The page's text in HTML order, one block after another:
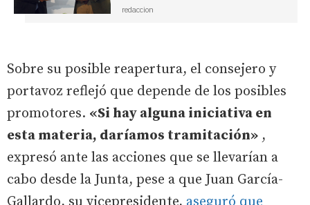
redaccion
Sobre su posible reapertura, el consejero y
portavoz reflejó que depende de los posibles
promotores. «Si hay alguna iniciativa en
esta materia, daríamos tramitación» ,
expresó ante las acciones que se llevarían a
cabo desde la Junta, pese a que Juan García-